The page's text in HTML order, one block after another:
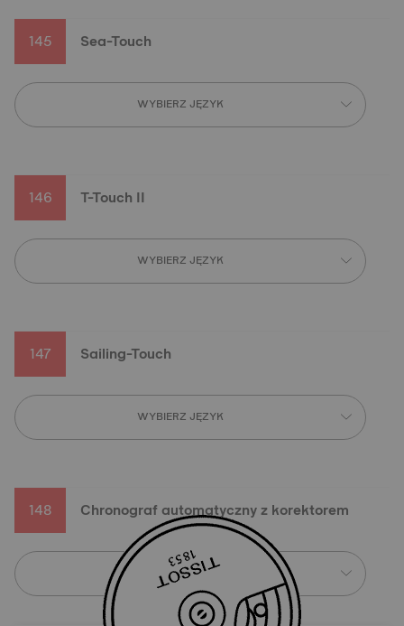
145 Sea-Touch
WYBIERZ JĘZYK
146 T-Touch II
WYBIERZ JĘZYK
147 Sailing-Touch
WYBIERZ JĘZYK
148 Chronograf automatyczny z korektorem
WYBIERZ JĘZYK